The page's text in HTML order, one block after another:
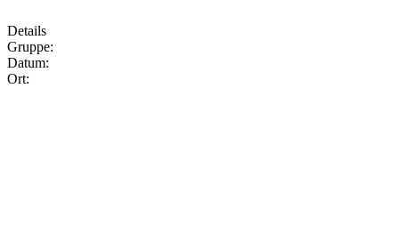
Details
Gruppe:
Datum:
Ort: